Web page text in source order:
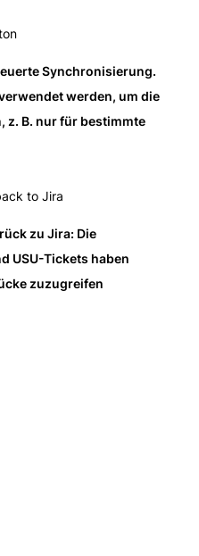
Synchronisierung.
werden, um die
z. B. nur für bestimmte
zu Jira: Die
USU-Tickets haben
zuzugreifen